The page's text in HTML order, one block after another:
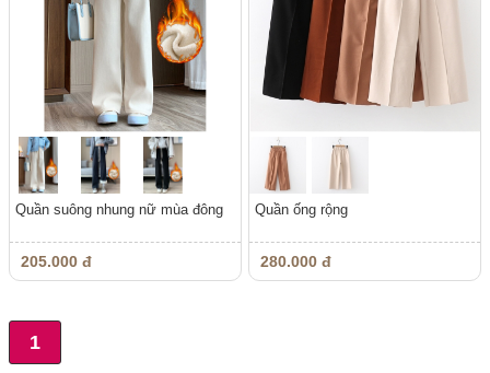
Quần suông nhung nữ mùa đông
205.000 đ
Quần ống rộng
280.000 đ
1